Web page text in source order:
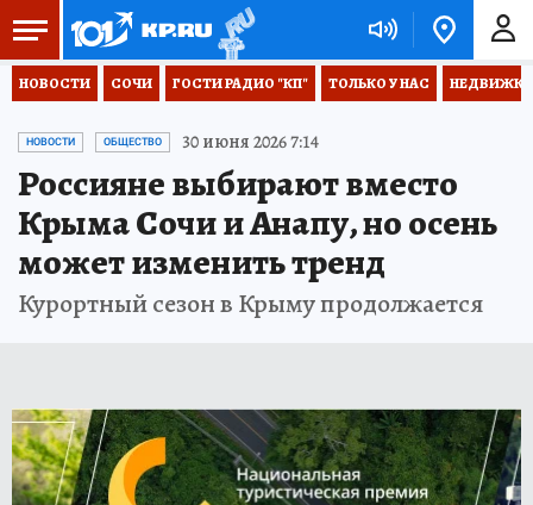
НОВОСТИ СОЧИ ГОСТИ РАДИО "КП" ТОЛЬКО У НАС НЕДВИЖКА
НОВОСТИ ОБЩЕСТВО 30 июня 2026 7:14
Россияне выбирают вместо
Крыма Сочи и Анапу, но осень
может изменить тренд
Курортный сезон в Крыму продолжается